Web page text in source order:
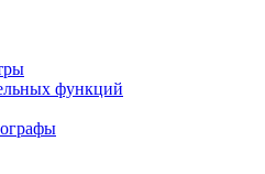
функций